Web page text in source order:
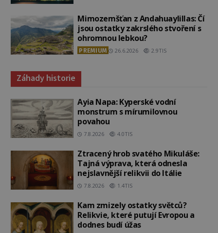
Mimozemšťan z Andahuaylillas: Čí
jsou ostatky zakrslého stvoření s
ohromnou lebkou?
PREMIUM 26.6.2026 2.9TIS
Záhady historie
Ayia Napa: Kyperské vodní
monstrum s mírumilovnou
povahou
7.8.2026 4.0TIS
Ztracený hrob svatého Mikuláše:
Tajná výprava, která odnesla
nejslavnější relikvii do Itálie
7.8.2026 1.4TIS
Kam zmizely ostatky světců?
Relikvie, které putují Evropou a
dodnes budí úžas